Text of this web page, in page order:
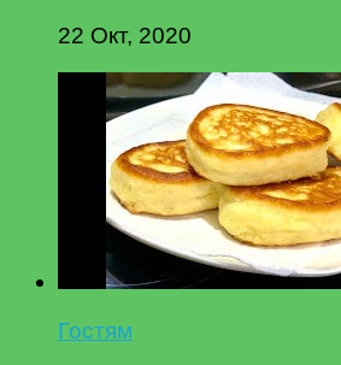
22 Окт, 2020
Гостям